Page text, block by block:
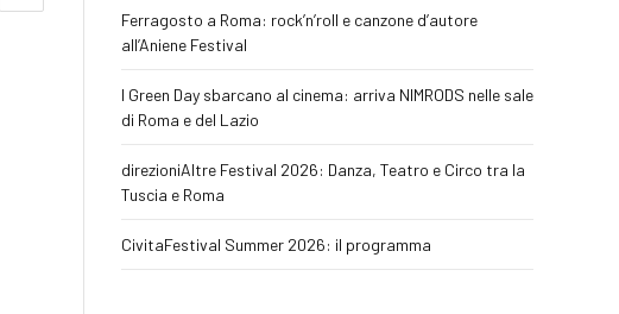
Ferragosto a Roma: rock’n’roll e canzone d’autore
all’Aniene Festival
I Green Day sbarcano al cinema: arriva NIMRODS nelle sale
di Roma e del Lazio
direzioniAltre Festival 2026: Danza, Teatro e Circo tra la
Tuscia e Roma
CivitaFestival Summer 2026: il programma